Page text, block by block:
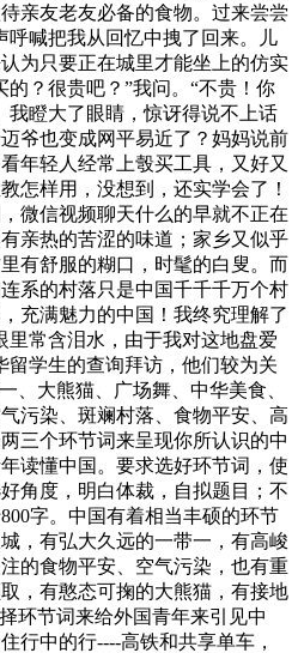
亲友老友必备的食物。过来尝尝
呼喊把我从回忆中拽了回来。儿
为只要正在城里才能坐上的仿实
的？很贵吧？”我问。“不贵！你
我瞪大了眼睛，惊讶得说不上话
爷也变成网平易近了？妈妈说前
年轻人经常上彀买工具，又好又
怎样用，没想到，还实学会了！
微信视频聊天什么的早就不正在
亲热的苦涩的味道；家乡又似乎
有舒服的糊口，时髦的白叟。而
系的村落只是中国千千千万个村
充满魅力的中国！我终究理解了
常含泪水，由于我对这地盘爱
留学生的查询拜访，他们较为关
、大熊猫、广场舞、中华美食、
污染、斑斓村落、食物平安、高
三个环节词来呈现你所认识的中
读懂中国。要求选好环节词，使
角度，明白体裁，自拟题目；不
字。中国有着相当丰硕的环节
，有弘大久远的一带一，有高峻
的食物平安、空气污染，也有重
，有憨态可掬的大熊猫，有接地
择环节词来给外国青年来引见中
行中的行----高铁和共享单车，